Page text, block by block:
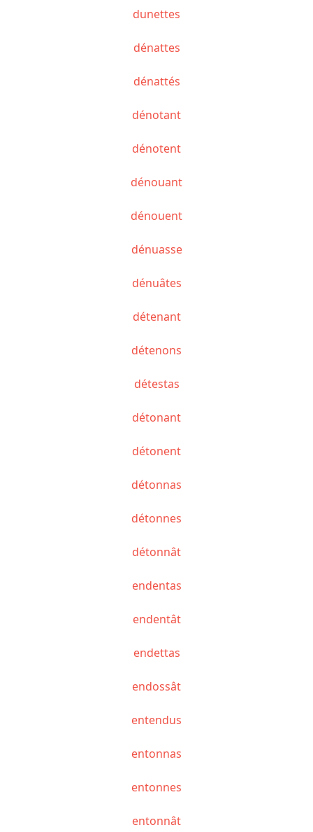
dunettes
dénattes
dénattés
dénotant
dénotent
dénouant
dénouent
dénuasse
dénuâtes
détenant
détenons
détestas
détonant
détonent
détonnas
détonnes
détonnât
endentas
endentât
endettas
endossât
entendus
entonnas
entonnes
entonnât